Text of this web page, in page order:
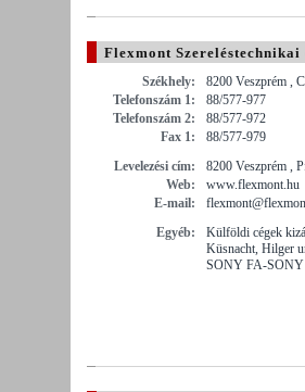
Flexmont
Székhely:
8200 Veszprém ,
Telefonszám 1:
88/577-977
Telefonszám 2:
88/577-972
Fax 1:
88/577-979
Levelezési cím:
8200 Veszprém ,
Web:
www.flexmont.hu
E-mail:
Egyéb:
Külföldi cégek
Küsnacht, Hilger
SONY FA-SONY